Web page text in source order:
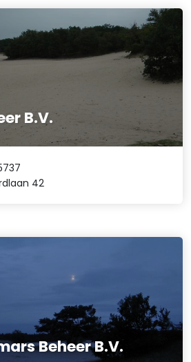
B.V.
42
Beheer B.V.